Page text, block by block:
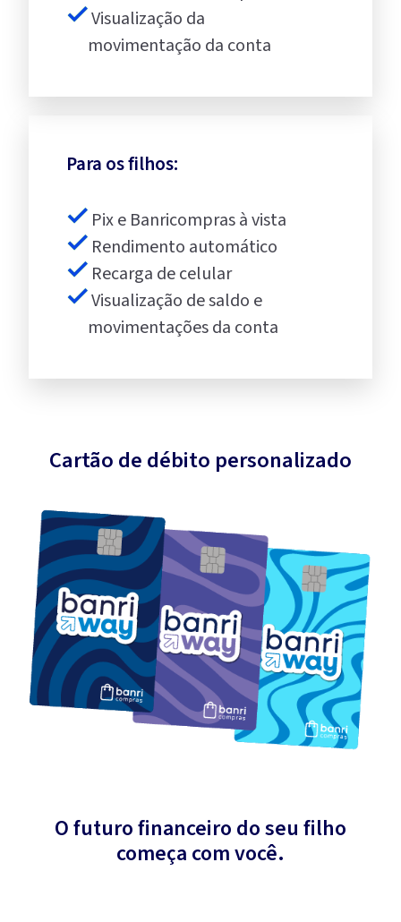
Visualização da
movimentação da conta
Para os filhos:
Pix e Banricompras à vista
Rendimento automático
Recarga de celular
Visualização de saldo e
movimentações da conta
Cartão de débito personalizado
O futuro financeiro do seu filho
começa com você.